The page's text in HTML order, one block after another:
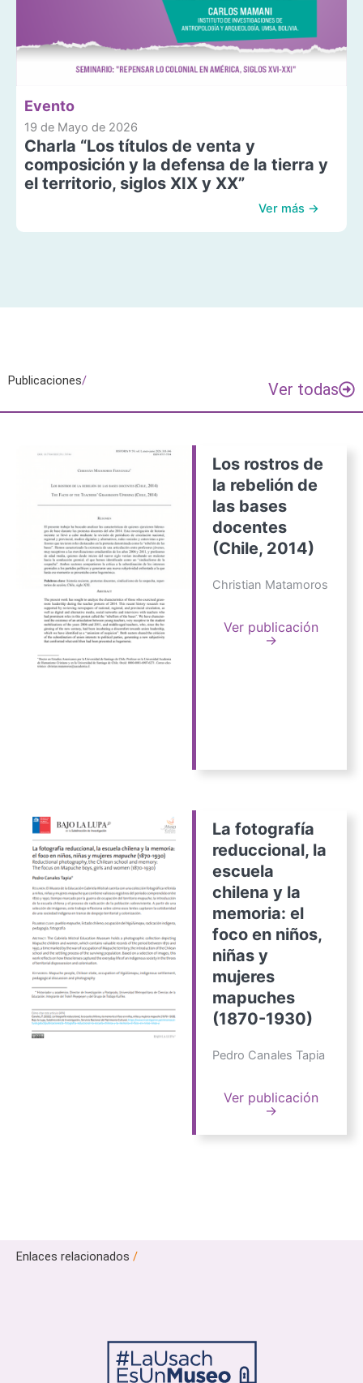
Evento
19 de Mayo de 2026
Charla “Los títulos de venta y
composición y la defensa de la tierra y
el territorio, siglos XIX y XX”
Ver más →
Publicaciones/ Ver todas
Los rostros de
la rebelión de
las bases
docentes
(Chile, 2014)
Christian Matamoros
Ver publicación
→
La fotografía
reduccional, la
escuela
chilena y la
memoria: el
foco en niños,
niñas y
mujeres
mapuches
(1870-1930)
Pedro Canales Tapia
Ver publicación
→
Enlaces relacionados /